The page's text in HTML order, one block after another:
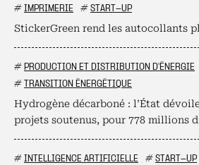
# IMPRIMERIE # START-UP
StickerGreen rend les autocollants
# PRODUCTION ET DISTRIBUTION D'ÉNERGIE
# TRANSITION ÉNERGÉTIQUE
Hydrogène décarboné : l’État
projets soutenus, pour 778 millions
# INTELLIGENCE ARTIFICIELLE # START-UP